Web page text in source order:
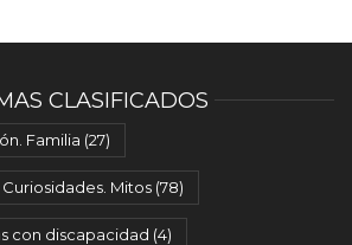
CLASIFICADOS
Familia (27)
Mitos (78)
con discapacidad (4)